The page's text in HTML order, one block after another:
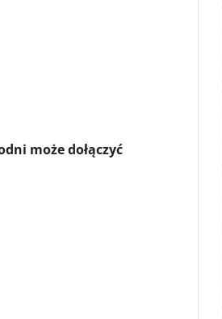
może dołączyć